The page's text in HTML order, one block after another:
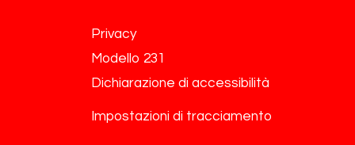
Privacy
Modello 231
Dichiarazione di accessibilità
Impostazioni di tracciamento